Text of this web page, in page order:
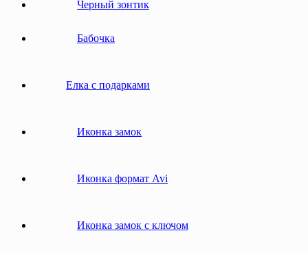
Черный зонтик
Бабочка
Елка с подарками
Иконка замок
Иконка формат Avi
Иконка замок с ключом